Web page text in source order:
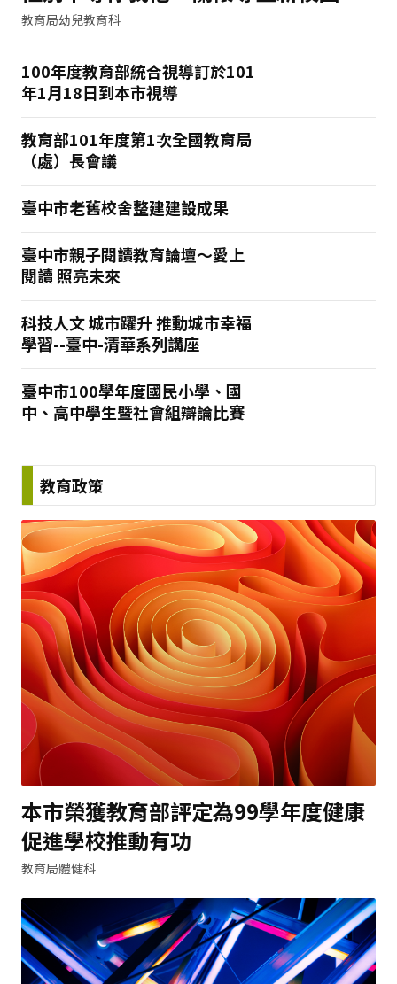
教育局幼兒教育科
100年度教育部統合視導訂於101
年1月18日到本市視導
教育部101年度第1次全國教育局
（處）長會議
臺中市老舊校舍整建建設成果
臺中市親子閱讀教育論壇～愛上
閱讀 照亮未來
科技人文 城市躍升 推動城市幸福
學習--臺中-清華系列講座
臺中市100學年度國民小學、國
中、高中學生暨社會組辯論比賽
教育政策
本市榮獲教育部評定為99學年度健康
促進學校推動有功
教育局體健科